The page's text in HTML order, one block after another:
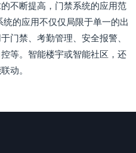
不断提高，门禁系统的应用范
的应用不仅仅局限于单一的出
门禁、考勤管理、安全报警、
等。智能楼宇或智能社区，还
动。